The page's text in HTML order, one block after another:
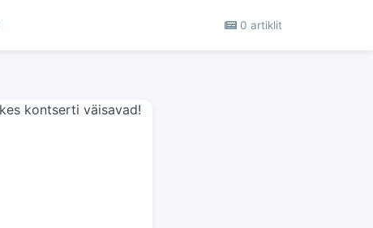
0 artiklit